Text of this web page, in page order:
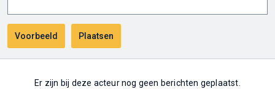
Er zijn bij deze acteur nog geen berichten geplaatst.